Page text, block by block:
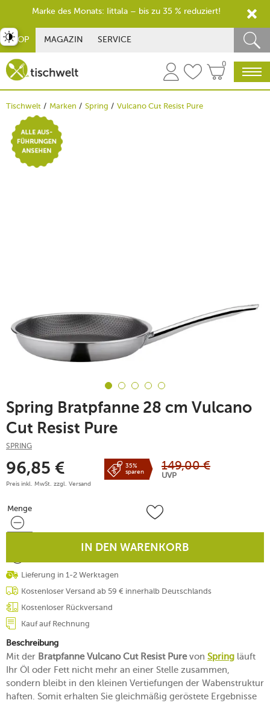
SHOP MAGAZIN SERVICE
0
Tischwelt Marken Spring Vulcano Cut Resist Pure
Spring Bratpfanne 28 cm Vulcano
Cut Resist Pure
SPRING
96,85 €
Preis inkl. MwSt. zzgl. Versand
35%
sparen
149,00 €
UVP
Menge
Menge
IN DEN WARENKORB
Lieferung in 1-2 Werktagen
Kostenloser Versand ab 59 € innerhalb Deutschlands
Kostenloser Rückversand
Kauf auf Rechnung
Beschreibung
Mit der Bratpfanne Vulcano Cut Resist Purevon Spring läuft
Ihr Öl oder Fett nicht mehr an einer Stelle zusammen,
sondern bleibt in den kleinen Vertiefungen der Wabenstruktur
haften. Somit erhalten Sie gleichmäßig geröstete Ergebnisse
umschalten
Marke des Monats: Iittala – bis zu 35 % reduziert!